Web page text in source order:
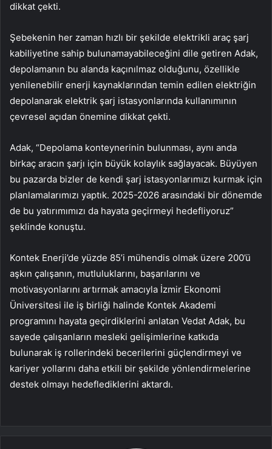
dikkat çekti.
Şebekenin her zaman hızlı bir şekilde elektrikli araç şarj
kabiliyetine sahip bulunamayabileceğini dile getiren Adak,
depolamanın bu alanda kaçınılmaz olduğunu, özellikle
yenilenebilir enerji kaynaklarından temin edilen elektriğin
depolanarak elektrik şarj istasyonlarında kullanımının
çevresel açıdan önemine dikkat çekti.
Adak, “Depolama konteynerinin bulunması, aynı anda
birkaç aracın şarjı için büyük kolaylık sağlayacak. Büyüyen
bu pazarda bizler de kendi şarj istasyonlarımızı kurmak için
planlamalarımızı yaptık. 2025-2026 arasındaki bir dönemde
de bu yatırımımızı da hayata geçirmeyi hedefliyoruz”
şeklinde konuştu.
Kontek Enerji’de yüzde 85’i mühendis olmak üzere 200’ü
aşkın çalışanın, mutluluklarını, başarılarını ve
motivasyonlarını artırmak amacıyla İzmir Ekonomi
Üniversitesi ile iş birliği halinde Kontek Akademi
programını hayata geçirdiklerini anlatan Vedat Adak, bu
sayede çalışanların mesleki gelişimlerine katkıda
bulunarak iş rollerindeki becerilerini güçlendirmeyi ve
kariyer yollarını daha etkili bir şekilde yönlendirmelerine
destek olmayı hedeflediklerini aktardı.